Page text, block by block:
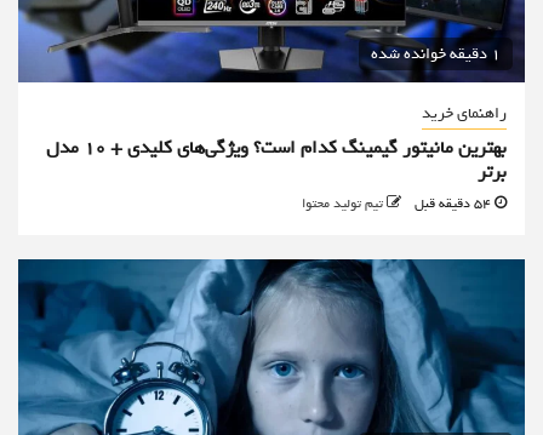
1 دقیقه خوانده شده
راهنمای خرید
بهترین مانیتور گیمینگ کدام است؟ ویژگی‌های کلیدی + 10 مدل
برتر
تیم تولید محتوا